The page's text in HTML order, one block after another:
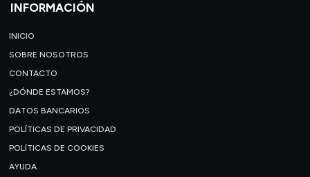
INFORMACIÓN
INICIO
SOBRE NOSOTROS
CONTACTO
¿DÓNDE ESTAMOS?
DATOS BANCARIOS
POLÍTICAS DE PRIVACIDAD
POLÍTICAS DE COOKIES
AYUDA